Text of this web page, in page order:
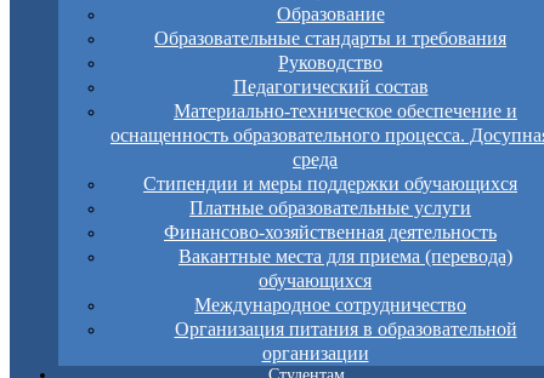
Образование
Образовательные стандарты и требования
Руководство
Педагогический состав
Материально-техническое обеспечение и
оснащенность образовательного процесса.
среда
Стипендии и меры поддержки обучающихся
Платные образовательные услуги
Финансово-хозяйственная деятельность
Вакантные места для приема (перевода)
обучающихся
Международное сотрудничество
Организация питания в образовательной
организации